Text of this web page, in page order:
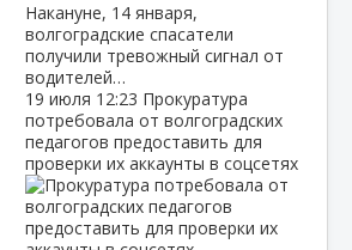
Накануне, 14 января,
волгоградские спасатели
получили тревожный сигнал от
водителей…
19 июля 12:23 Прокуратура
потребовала от волгоградских
педагогов предоставить для
проверки их аккаунты в соцсетях